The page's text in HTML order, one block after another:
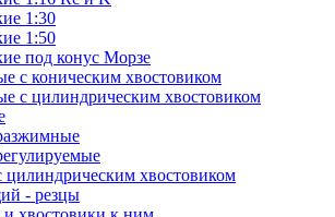
1:30
1:50
под конус Морзе
с коническим хвостовиком
с цилиндрическим хвостовиком
цилиндрическим хвостовиком
- резцы